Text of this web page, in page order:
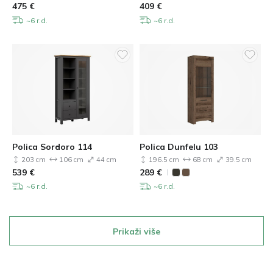
475 €
~6 r.d.
409 €
~6 r.d.
Polica Sordoro 114
203 cm 106 cm 44 cm
539 €
~6 r.d.
Polica Dunfelu 103
196.5 cm 68 cm 39.5 cm
289 €
~6 r.d.
Prikaži više